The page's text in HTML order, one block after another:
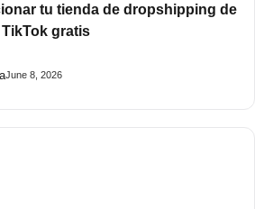
tu tienda de dropshipping de
gratis
June 8, 2026